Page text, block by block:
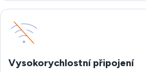
Vysokorychlostní připojení